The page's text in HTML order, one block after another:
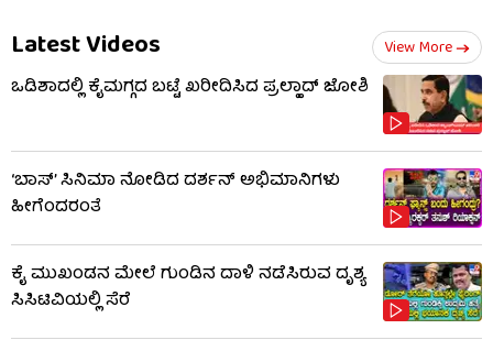
Latest Videos View More
ಒಡಿಶಾದಲ್ಲಿ ಕೈಮಗ್ಗದ ಬಟ್ಟೆ ಖರೀದಿಸಿದ ಪ್ರಲ್ಹಾದ್ ಜೋಶಿ
‘ಬಾಸ್’ ಸಿನಿಮಾ ನೋಡಿದ ದರ್ಶನ್ ಅಭಿಮಾನಿಗಳು
ಹೀಗೆಂದರಂತೆ
ಕೈ ಮುಖಂಡನ ಮೇಲೆ ಗುಂಡಿನ ದಾಳಿ ನಡೆಸಿರುವ ದೃಶ್ಯ
ಸಿಸಿಟಿವಿಯಲ್ಲಿ ಸೆರೆ